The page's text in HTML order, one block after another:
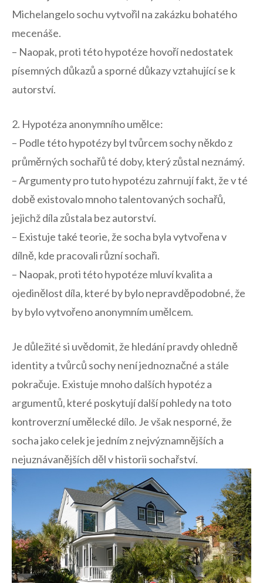
Michelangelo⁢ sochu vytvořil na zakázku bohatého
mecenáše.
– Naopak,‍ proti této hypotéze​ hovoří nedostatek
písemných důkazů ‌a sporné ​důkazy‌ vztahující se k
autorství.
2. Hypotéza anonymního umělce:
– Podle této hypotézy‌ byl⁤ tvůrcem sochy někdo z
průměrných ​sochařů té doby,‍ který zůstal neznámý.
– Argumenty pro tuto hypotézu⁤ zahrnují ‍fakt, že v⁢ té
době existovalo mnoho talentovaných sochařů,
jejichž díla zůstala bez autorství.
– Existuje také teorie, že ​socha byla vytvořena v
⁤dílně,⁢ kde pracovali různí sochaři.
– Naopak, proti ⁤této hypotéze ⁢mluví‍ kvalita‍ a​
ojedinělost díla, které by bylo nepravděpodobné, že‌
by bylo vytvořeno anonymním umělcem.
Je důležité‍ si uvědomit, že ‌hledání pravdy ohledně
‍identity a tvůrců sochy není jednoznačné a stále
pokračuje. Existuje mnoho⁢ dalších hypotéz a⁢
argumentů, které poskytují další ​pohledy⁤ na toto ​
kontroverzní‍ umělecké dílo. Je však ​nesporné, že
socha jako celek je jedním z nejvýznamnějších a
nejuznávanějších ⁣děl v historii sochařství.